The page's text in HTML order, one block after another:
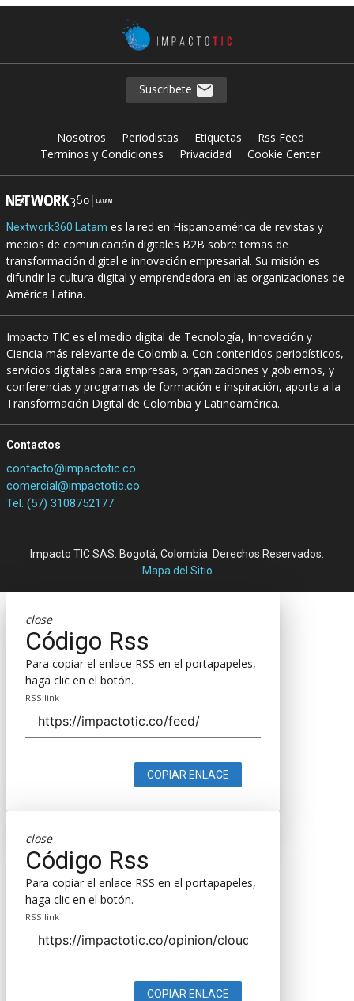
Suscríbete
Nosotros Periodistas Etiquetas
Rss Feed
Terminos y Condiciones
Privacidad Cookie Center
Nextwork360 Latam es la red en Hispanoamérica de revistas y
medios de comunicación digitales B2B sobre temas de
transformación digital e innovación empresarial. Su misión es
difundir la cultura digital y emprendedora en las organizaciones de
América Latina.
Impacto TIC es el medio digital de Tecnología, Innovación y
Ciencia más relevante de Colombia. Con contenidos periodísticos,
servicios digitales para empresas, organizaciones y gobiernos, y
conferencias y programas de formación e inspiración, aporta a la
Transformación Digital de Colombia y Latinoamérica.
Contactos
contacto@impactotic.co
comercial@impactotic.co
Tel. (57) 3108752177
Impacto TIC SAS. Bogotá, Colombia. Derechos Reservados.
Mapa del Sitio
close
Código Rss
Para copiar el enlace RSS en el portapapeles,
haga clic en el botón.
RSS link
COPIAR ENLACE
close
Código Rss
Para copiar el enlace RSS en el portapapeles,
haga clic en el botón.
RSS link
COPIAR ENLACE